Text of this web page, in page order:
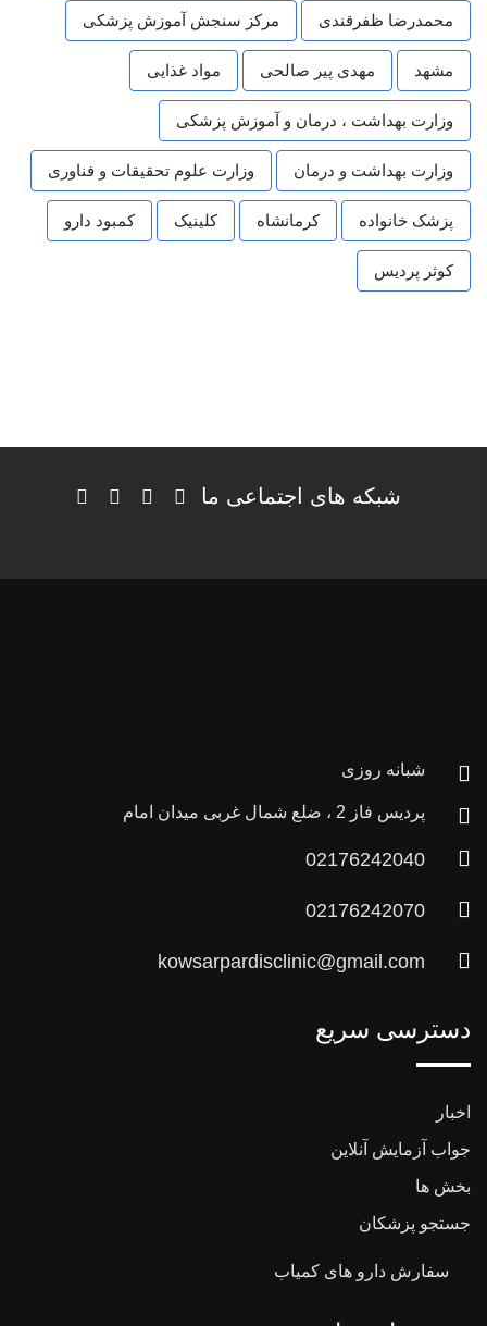
محمدرضا ظفرقندی مرکز سنجش آموزش پزشکی
مشهد مهدی پیر صالحی مواد غذایی
وزارت بهداشت ، درمان و آموزش پزشکی
وزارت بهداشت و درمان وزارت علوم تحقیقات و فناوری
پزشک خانواده کرمانشاه کلینیک کمبود دارو
کوثر پردیس
شبکه های اجتماعی ما
شبانه روزی
پردیس فاز 2 ، ضلع شمال غربی میدان امام
02176242040
02176242070
kowsarpardisclinic@gmail.com
دسترسی سریع
اخبار
جواب آزمایش آنلاین
بخش ها
جستجو پزشکان
سفارش دارو های کمیاب